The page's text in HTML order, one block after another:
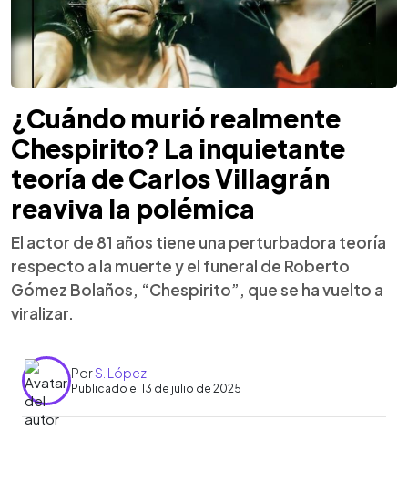
¿Cuándo murió realmente
Chespirito? La inquietante
teoría de Carlos Villagrán
reaviva la polémica
El actor de 81 años tiene una perturbadora teoría
respecto a la muerte y el funeral de Roberto
Gómez Bolaños, “Chespirito”, que se ha vuelto a
viralizar.
PorS. López
Publicado el 13 de julio de 2025